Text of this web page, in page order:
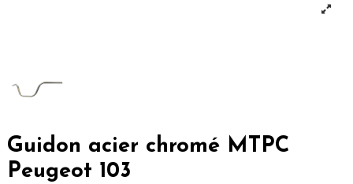
Guidon acier chromé MTPC
Peugeot 103